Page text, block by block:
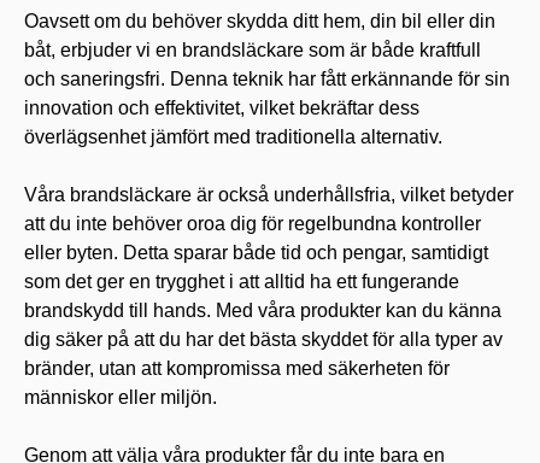
Oavsett om du behöver skydda ditt hem, din bil eller din
båt, erbjuder vi en brandsläckare som är både kraftfull
och saneringsfri. Denna teknik har fått erkännande för sin
innovation och effektivitet, vilket bekräftar dess
överlägsenhet jämfört med traditionella alternativ.
Våra brandsläckare är också underhållsfria, vilket betyder
att du inte behöver oroa dig för regelbundna kontroller
eller byten. Detta sparar både tid och pengar, samtidigt
som det ger en trygghet i att alltid ha ett fungerande
brandskydd till hands. Med våra produkter kan du känna
dig säker på att du har det bästa skyddet för alla typer av
bränder, utan att kompromissa med säkerheten för
människor eller miljön.
Genom att välja våra produkter får du inte bara en